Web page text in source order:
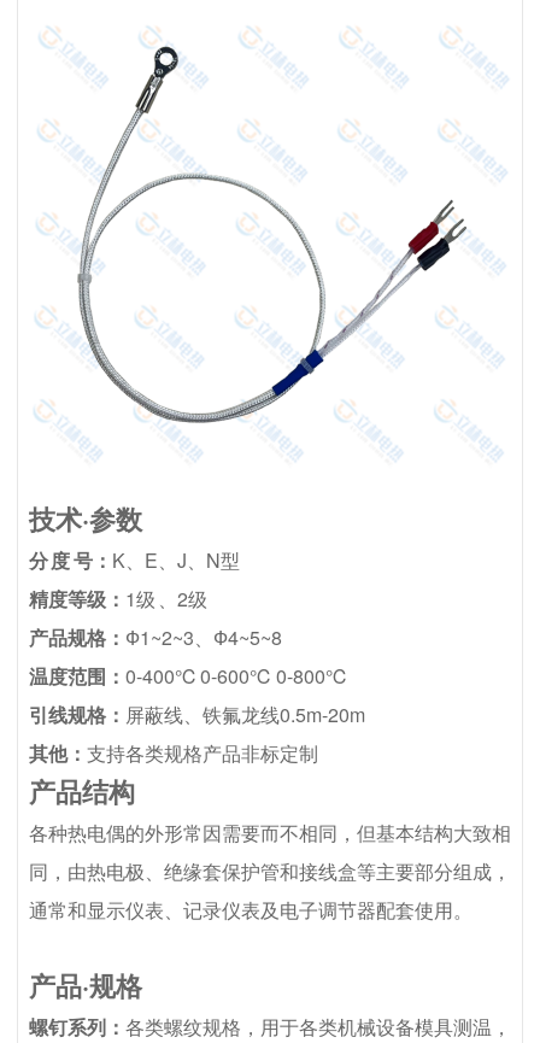
技术·参数
分 度 号： K、E、J、N型
精度等级： 1级 、2级
产品规格： Ф1~2~3、Ф4~5~8
温度范围： 0-400℃ 0-600℃ 0-800℃
引线规格： 屏蔽线、铁氟龙线0.5m-20m
其他： 支持各类规格产品非标定制
产品结构
各种热电偶的外形常因需要而不相同，但基本结构大致相
同，由热电极、绝缘套保护管和接线盒等主要部分组成，
通常和显示仪表、记录仪表及电子调节器配套使用。
产品·规格
螺钉系列： 各类螺纹规格，用于各类机械设备模具测温，